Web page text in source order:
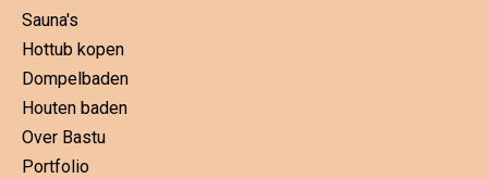
Sauna's
Hottub kopen
Dompelbaden
Houten baden
Over Bastu
Portfolio